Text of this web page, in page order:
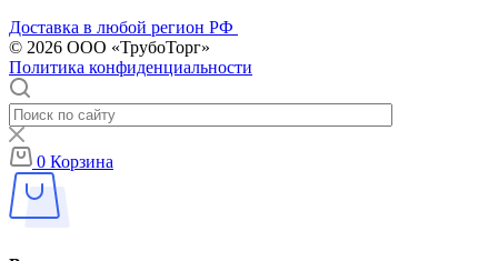
Доставка в любой регион РФ
© 2026 ООО «ТрубоТорг»
Политика конфиденциальности
0 Корзина